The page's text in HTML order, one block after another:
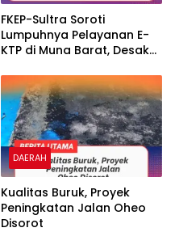
FKEP-Sultra Soroti
Lumpuhnya Pelayanan E-
KTP di Muna Barat, Desak
Evaluasi Kinerja Disdukcapil
DAERAH
Kualitas Buruk, Proyek
Peningkatan Jalan Oheo
Disorot